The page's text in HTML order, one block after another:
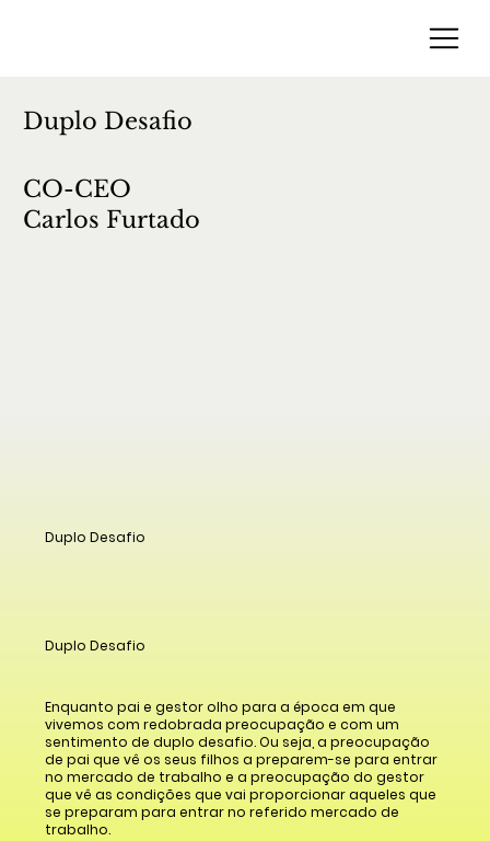
Duplo Desafio
CO-CEO
Carlos Furtado
Duplo Desafio
Duplo Desafio
Enquanto pai e gestor olho para a época em que
vivemos com redobrada preocupação e com um
sentimento de duplo desafio. Ou seja, a preocupação
de pai que vê os seus filhos a preparem-se para entrar
no mercado de trabalho e a preocupação do gestor
que vê as condições que vai proporcionar aqueles que
se preparam para entrar no referido mercado de
trabalho.